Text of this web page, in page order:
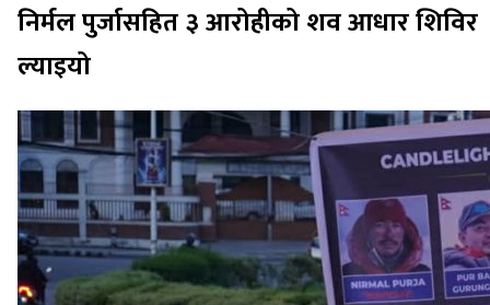
निर्मल पुर्जासहित ३ आरोहीको शव आधार शिविर
ल्याइयो